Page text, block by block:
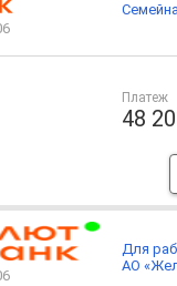
Платеж
48
Для
АО